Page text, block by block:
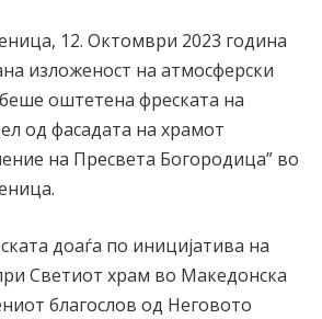
12. Октомври 2023 година
изложеност на атмосферски
оштетена фреската на
од фасадата на храмот
на Пресвета Богородица” во
доаѓа по иницијатива на
Светиот храм во Македонска
благослов од Неговото